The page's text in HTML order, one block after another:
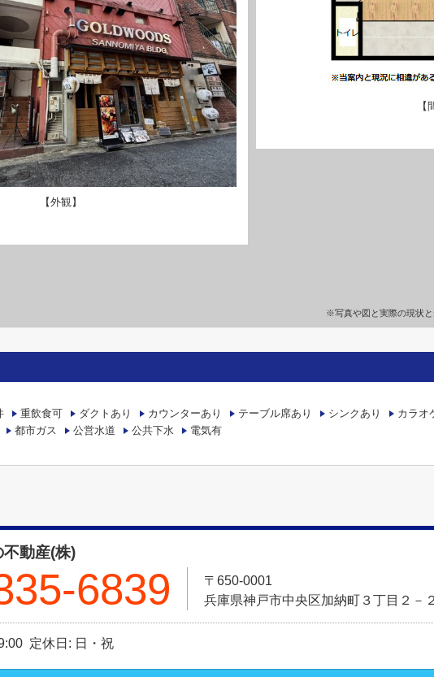
【外観】
【
※写真や図と実際の現状
重飲食可 ダクトあり カウンターあり テーブル席あり シンクあり
カラオ
都市ガス 公営水道 公共下水 電気有
動産(株)
6839
〒650-0001
兵庫県神戸市中央区加納町３丁目２－
定休日: 日・祝